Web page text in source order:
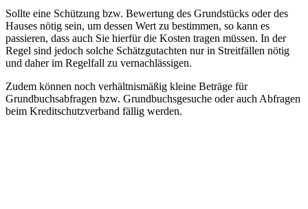
Sollte eine Schützung bzw. Bewertung des Grundstücks oder des
Hauses nötig sein, um dessen Wert zu bestimmen, so kann es
passieren, dass auch Sie hierfür die Kosten tragen müssen. In der
Regel sind jedoch solche Schätzgutachten nur in Streitfällen nötig
und daher im Regelfall zu vernachlässigen.
Zudem können noch verhältnismäßig kleine Beträge für
Grundbuchsabfragen bzw. Grundbuchsgesuche oder auch Abfragen
beim Kreditschutzverband fällig werden.